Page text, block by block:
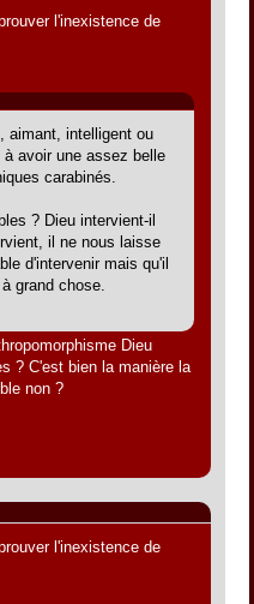
l'inexistence de
aimant, intelligent ou
avoir une assez belle
carabinés.
? Dieu intervient-il
il ne nous laisse
d'intervenir mais qu'il
grand chose.
Dieu
? C'est bien la manière la
non ?
l'inexistence de